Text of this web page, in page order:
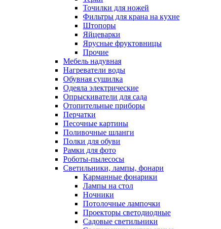
Точилки для ножей
Фильтры для крана на кухне
Штопоры
Яйцеварки
Ярусные фруктовницы
Прочие
Мебель надувная
Нагреватели воды
Обувная сушилка
Одеяла электрические
Опрыскиватели для сада
Отопительные приборы
Перчатки
Песочные картины
Поливочные шланги
Полки для обуви
Рамки для фото
Роботы-пылесосы
Светильники, лампы, фонари
Карманные фонарики
Лампы на стол
Ночники
Потолочные лампочки
Проекторы светодиодные
Садовые светильники